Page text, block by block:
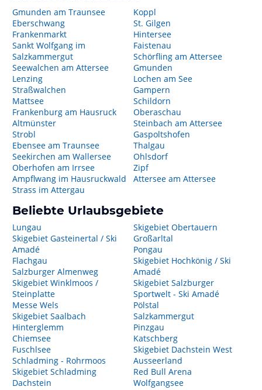
Gmunden am Traunsee
Eberschwang
Frankenmarkt
Sankt Wolfgang im
Salzkammergut
Seewalchen am Attersee
Lenzing
Straßwalchen
Mattsee
Frankenburg am Hausruck
Altmünster
Strobl
Ebensee am Traunsee
Seekirchen am Wallersee
Oberhofen am Irrsee
Ampflwang im Hausruckwald
Strass im Attergau
Koppl
St. Gilgen
Hintersee
Faistenau
Schörfling am Attersee
Gmunden
Lochen am See
Gampern
Schildorn
Oberaschau
Steinbach am Attersee
Gaspoltshofen
Thalgau
Ohlsdorf
Zipf
Attersee am Attersee
Beliebte Urlaubsgebiete
Lungau
Skigebiet Gasteinertal / Ski
Amadé
Flachgau
Salzburger Almenweg
Skigebiet Winklmoos /
Steinplatte
Messe Wels
Skigebiet Saalbach
Hinterglemm
Chiemsee
Fuschlsee
Schladming - Rohrmoos
Skigebiet Schladming
Dachstein
Skigebiet Obertauern
Großarltal
Pongau
Skigebiet Hochkönig / Ski
Amadé
Skigebiet Salzburger
Sportwelt - Ski Amadé
Pölstal
Salzkammergut
Pinzgau
Katschberg
Skigebiet Dachstein West
Ausseerland
Red Bull Arena
Wolfgangsee